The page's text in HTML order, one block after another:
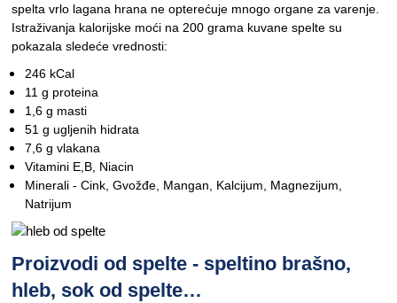
spelta vrlo lagana hrana ne opterećuje mnogo organe za varenje.
Istraživanja kalorijske moći na 200 grama kuvane spelte su
pokazala sledeće vrednosti:
246 kCal
11 g proteina
1,6 g masti
51 g ugljenih hidrata
7,6 g vlakana
Vitamini E,B, Niacin
Minerali - Cink, Gvožđe, Mangan, Kalcijum, Magnezijum,
Natrijum
Proizvodi od spelte - speltino brašno,
hleb, sok od spelte…